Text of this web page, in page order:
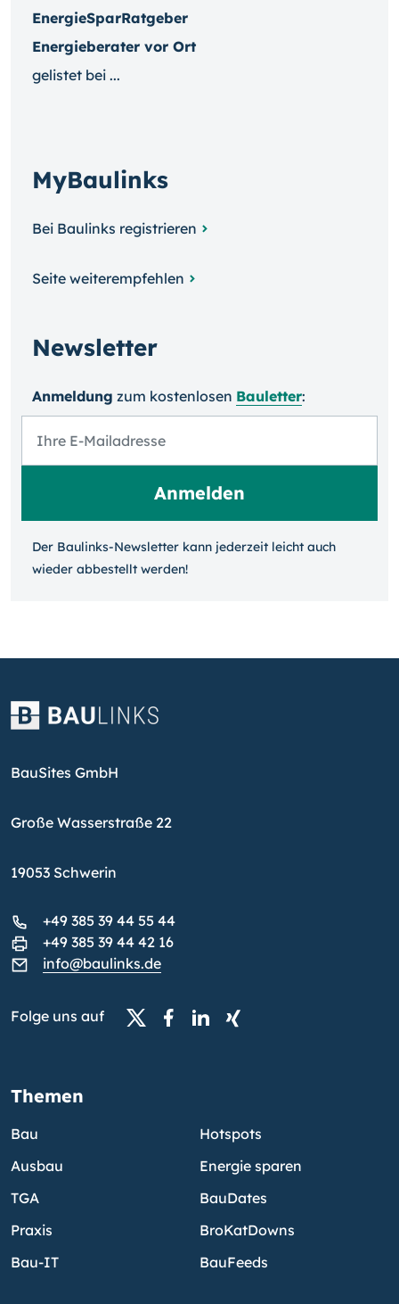
EnergieSparRatgeber
Energieberater vor Ort
gelistet bei ...
MyBaulinks
Bei Baulinks registrieren
Seite weiterempfehlen
Newsletter
Anmeldung zum kosten­losen Bauletter:
Der Baulinks-Newsletter kann jeder­zeit leicht auch
wieder ab­bestellt werden!
BauSites GmbH
Große Wasserstraße 22
19053 Schwerin
+49 385 39 44 55 44
+49 385 39 44 42 16
info@baulinks.de
Folge uns auf
Themen
Bau
Ausbau
TGA
Praxis
Bau-IT
Hotspots
Energie sparen
BauDates
BroKatDowns
BauFeeds